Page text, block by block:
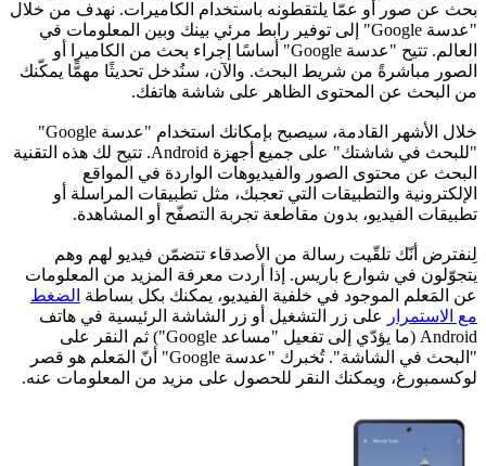
بحث عن صور أو عمّا يلتقطونه باستخدام الكاميرات. نهدف من خلال
"عدسة Google" إلى توفير رابط مرئي بينك وبين المعلومات في
العالم. تتيح "عدسة Google" أساسًا إجراء بحث من الكاميرا أو
الصور مباشرةً من شريط البحث. والآن، سنُدخل تحديثًا مهمًّا يمكّنك
من البحث عن المحتوى الظاهر على شاشة هاتفك.
خلال الأشهر القادمة، سيصبح بإمكانك استخدام "عدسة Google"
"للبحث في شاشتك" على جميع أجهزة Android. تتيح لك هذه التقنية
البحث عن محتوى الصور والفيديوهات الواردة في المواقع
الإلكترونية والتطبيقات التي تعجبك، مثل تطبيقات المراسلة أو
تطبيقات الفيديو، بدون مقاطعة تجربة التصفّح أو المشاهدة.
لِنفترض أنّك تلقّيت رسالة من الأصدقاء تتضمّن فيديو لهم وهم
يتجوّلون في شوارع باريس. إذا أردت معرفة المزيد من المعلومات
عن المَعلم الموجود في خلفية الفيديو، يمكنك بكل بساطة الضغط
مع الاستمرار
على زر التشغيل أو زر الشاشة الرئيسية في هاتف
Android (ما يؤدّي إلى تفعيل "مساعد Google") ثم النقر على
"البحث في الشاشة". تُخبرك "عدسة Google" أنّ المَعلم هو قصر
لوكسمبورغ، ويمكنك النقر للحصول على مزيد من المعلومات عنه.